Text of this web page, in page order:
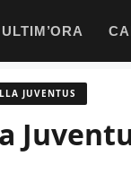
ULTIM’ORA
JUVENTUS